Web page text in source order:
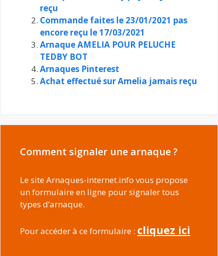
reçu
Commande faites le 23/01/2021 pas
encore reçu le 17/03/2021
Arnaque AMELIA POUR PELUCHE
TEDBY BOT
Arnaques Pinterest
Achat effectué sur Amelia jamais reçu
Comment signaler une arnaque ?
Le site Arnaques-internet.info vous propose
un formulaire en ligne pour signaler tous
types d’arnaque.
Pour accéder à ce formulaire : cliquez ici